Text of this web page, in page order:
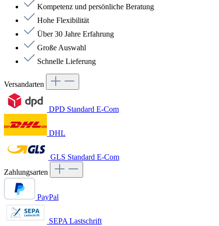
Kompetenz und persönliche Beratung
Hohe Flexibilität
Über 30 Jahre Erfahrung
Große Auswahl
Schnelle Lieferung
Versandarten
DPD Standard E-Com
DHL
GLS Standard E-Com
Zahlungsarten
PayPal
SEPA Lastschrift